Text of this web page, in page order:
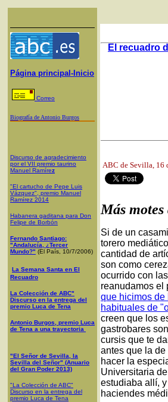
Página principal-Inicio
Correo
Biografía de Antonio Burgos
Discurso de agradecimiento
por el VII premio taurino
Manuel Ramírez
"El cartucho de Pepe Luis
Vázquez", premio Manuel
Ramírez 2014
Habanera gaditana para Don
Felipe de Borbón
Fernando Santiago:
"Andalucía, ¿Tercer
Mundo?" (El País, 10/7/2006)
La Semana Santa en El
Recuadro
La Colección de ABC"
Discurso en la entrega del
premio Luca de Tena
Antonio Burgos, premio Luca
de Tena a una trayectoria
"El Señor de Sevilla, la
Sevilla del Señor" (Anuario
del Gran Poder 2013)
"La Colección de ABC"
Discurso en la entrega del
premio Luca de Tena
El recuadro
ABC de Sevilla,
Más
Si de un
torero
cantidad de
son como
ocurrido con
reanudamos el
que hicimos de
habituales de
creen que los
gastrobares
cursis que te
antes que la
hacer la
Universitaria
estudiaba allí,
haciendes